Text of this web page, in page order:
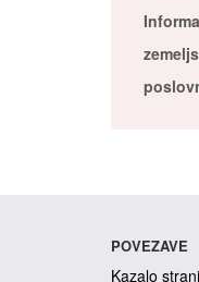
POVEZAVE
Kazalo strani